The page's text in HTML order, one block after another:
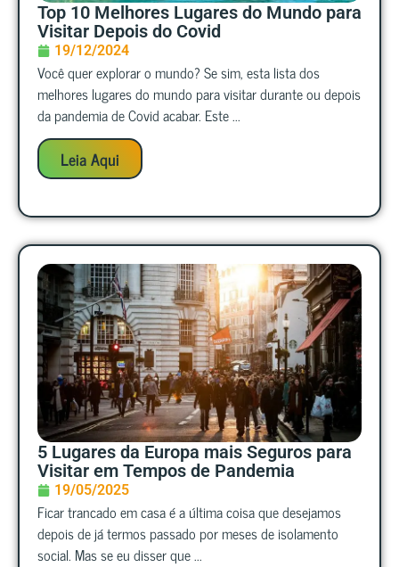
Top 10 Melhores Lugares do Mundo para
Visitar Depois do Covid
19/12/2024
Você quer explorar o mundo? Se sim, esta lista dos
melhores lugares do mundo para visitar durante ou depois
da pandemia de Covid acabar. Este ...
Leia Aqui
5 Lugares da Europa mais Seguros para
Visitar em Tempos de Pandemia
19/05/2025
Ficar trancado em casa é a última coisa que desejamos
depois de já termos passado por meses de isolamento
social. Mas se eu disser que ...